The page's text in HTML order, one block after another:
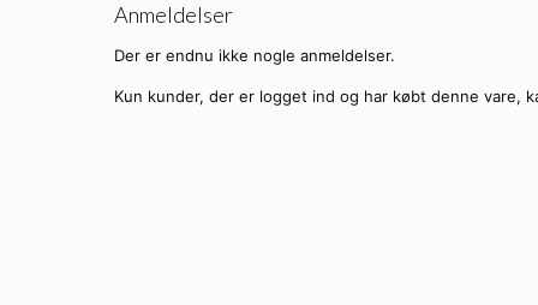
Anmeldelser
Der er endnu ikke nogle anmeldelser.
Kun kunder, der er logget ind og har købt denne vare,